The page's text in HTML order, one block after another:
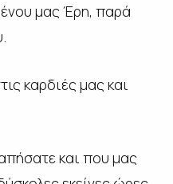
μας Έρη, παρά
καρδιές μας και
και που μας